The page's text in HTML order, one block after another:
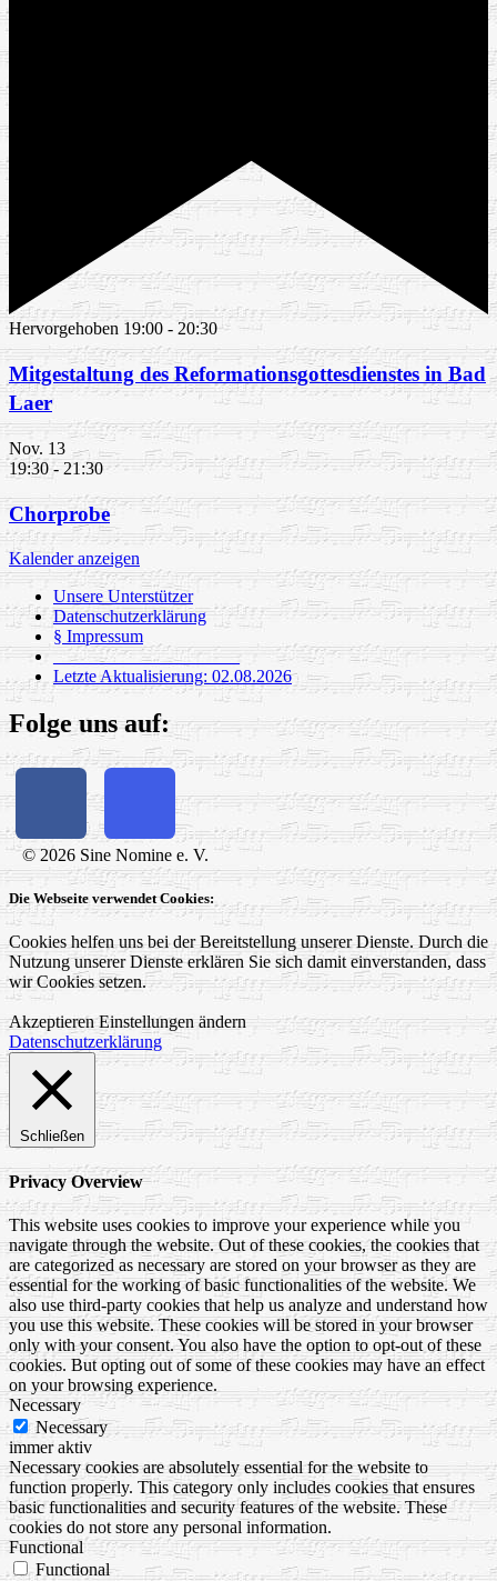
Hervorgehoben 19:00 - 20:30
Mitgestaltung des Reformationsgottesdienstes in Bad
Laer
Nov. 13
19:30- 21:30
Chorprobe
Kalender anzeigen
Unsere Unterstützer
Datenschutzerklärung
§ Impressum
_____________________
Letzte Aktualisierung: 02.08.2026
Folge uns auf:
© 2026 Sine Nomine e. V.
Die Webseite verwendet Cookies:
Cookies helfen uns bei der Bereitstellung unserer Dienste. Durch die
Nutzung unserer Dienste erklären Sie sich damit einverstanden, dass
wir Cookies setzen.
Akzeptieren Einstellungen ändern
Datenschutzerklärung
Schließen
Privacy Overview
This website uses cookies to improve your experience while you
navigate through the website. Out of these cookies, the cookies that
are categorized as necessary are stored on your browser as they are
essential for the working of basic functionalities of the website. We
also use third-party cookies that help us analyze and understand how
you use this website. These cookies will be stored in your browser
only with your consent. You also have the option to opt-out of these
cookies. But opting out of some of these cookies may have an effect
on your browsing experience.
Necessary
Necessary
immer aktiv
Necessary cookies are absolutely essential for the website to
function properly. This category only includes cookies that ensures
basic functionalities and security features of the website. These
cookies do not store any personal information.
Functional
Functional